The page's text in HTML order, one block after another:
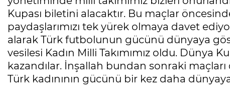
Kupası biletini alacaktır. Bu maçlar
paydaşlarımızı tek yürek olmaya davet
alarak Türk futbolunun gücünü dünyaya
vesilesi Kadın Milli Takımımız oldu. Dünya
kazandılar. İnşallah bundan sonraki
Türk kadınının gücünü bir kez daha